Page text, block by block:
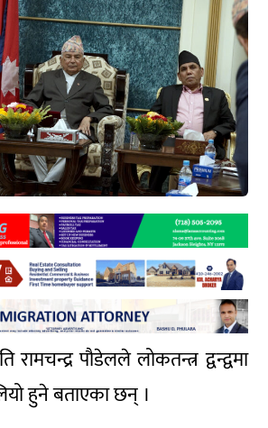
रामचन्द्र पौडेलले लोकतन्त्र द्वन्द्वमा
हुने बताएका छन् ।